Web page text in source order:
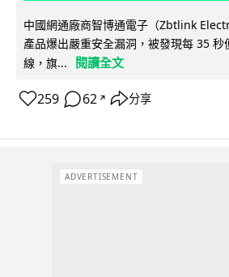
中國網通廠商智博通電子（Zbtlink
產品爆出嚴重安全漏洞，被發現每 35
線，旗...
閱讀全文
259 62 ↗ 分享
ADVERTISEMENT